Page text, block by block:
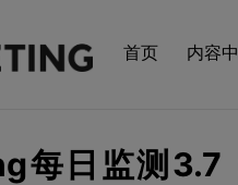
首页 内容
每日监测3.7